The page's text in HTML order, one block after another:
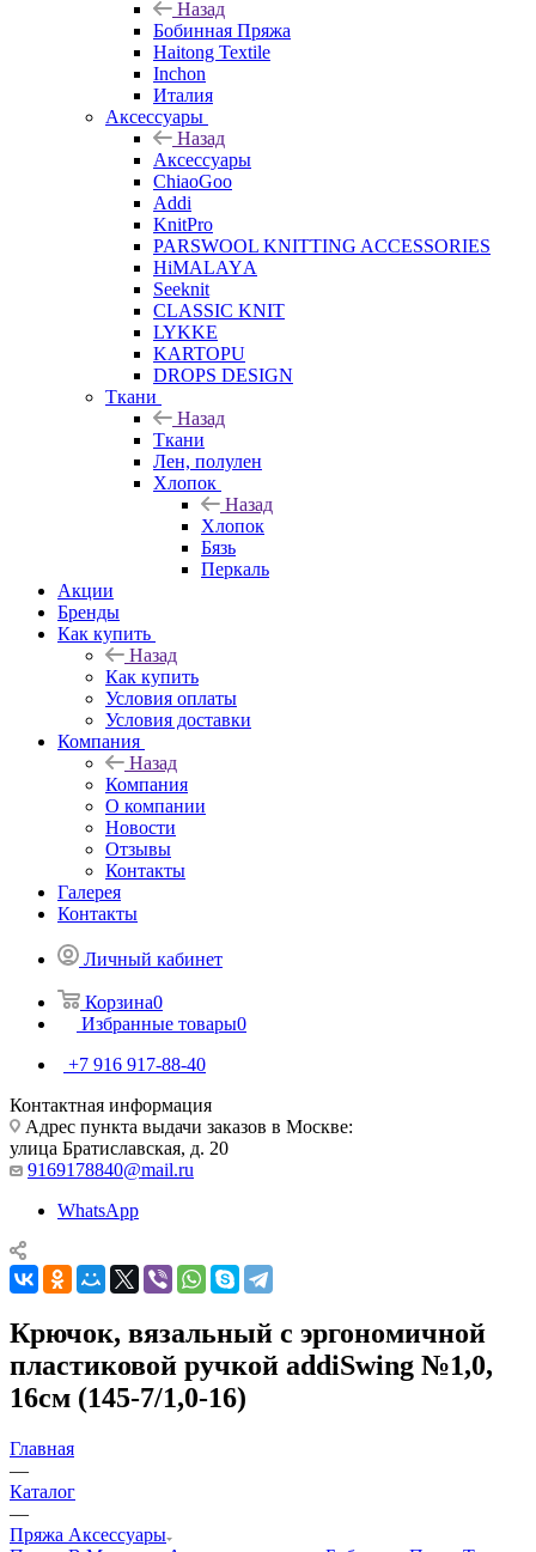
Назад
Бобинная Пряжа
Haitong Textilе
Inchon
Италия
Аксессуары
Назад
Аксессуары
ChiaoGoo
Addi
KnitPro
PARSWOOL KNITTING ACCESSORIES
HiMALAYА
Seeknit
CLASSIC KNIT
LYKKE
KАRTOPU
DROPS DЕSIGN
Ткани
Назад
Ткани
Лен, полулен
Хлопок
Назад
Хлопок
Бязь
Перкаль
Акции
Бренды
Как купить
Назад
Как купить
Условия оплаты
Условия доставки
Компания
Назад
Компания
О компании
Новости
Отзывы
Контакты
Галерея
Контакты
Личный кабинет
Корзина0
Избранные товары0
+7 916 917-88-40
Контактная информация
Адрес пункта выдачи заказов в Москве:
улица Братиславская, д. 20
9169178840@mail.ru
WhatsApp
Крючок, вязальный с эргономичной
пластиковой ручкой addiSwing №1,0,
16см (145-7/1,0-16)
Главная
—
Каталог
—
Пряжа Аксессуары